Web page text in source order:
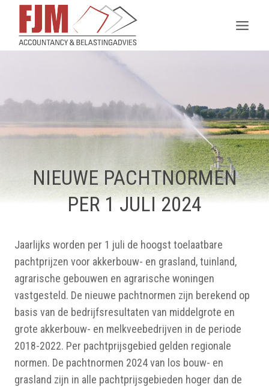
Doorgaan
inhoud
NIEUWE PACHTNORMEN
PER 1 JULI 2024
Jaarlijks worden per 1 juli de hoogst toelaatbare
pachtprijzen voor akkerbouw- en grasland, tuinland,
agrarische gebouwen en agrarische woningen
vastgesteld. De nieuwe pachtnormen zijn berekend op
basis van de bedrijfsresultaten van middelgrote en
grote akkerbouw- en melkveebedrijven in de periode
2018-2022. Per pachtprijsgebied gelden regionale
normen. De pachtnormen 2024 van los bouw- en
grasland zijn in alle pachtprijsgebieden hoger dan de